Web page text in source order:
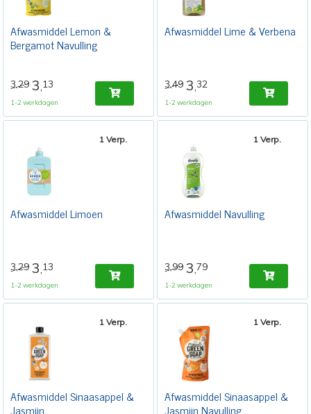
Afwasmiddel Lemon &
Bergamot Navulling
3,29 3,13
1-2 werkdagen
Afwasmiddel Lime & Verbena
3,49 3,32
1-2 werkdagen
1 Verp.
Afwasmiddel Limoen
3,29 3,13
1-2 werkdagen
1 Verp.
Afwasmiddel Navulling
3,99 3,79
1-2 werkdagen
1 Verp.
Afwasmiddel Sinaasappel &
Jasmijn
1 Verp.
Afwasmiddel Sinaasappel &
Jasmijn Navulling